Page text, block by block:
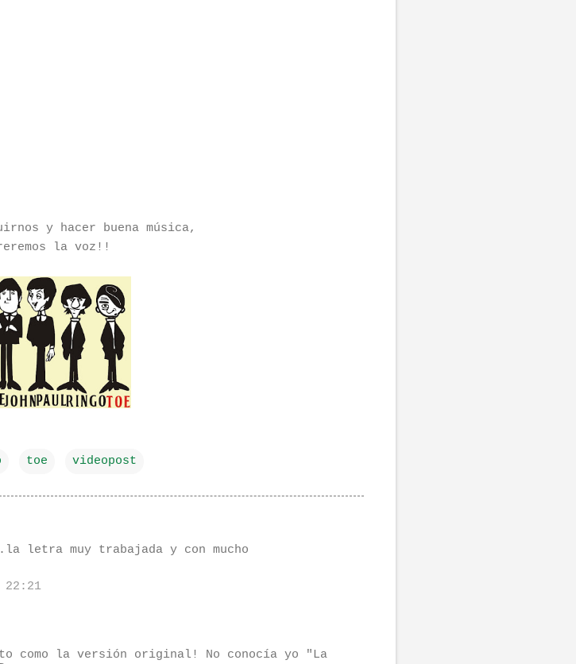
y hacer buena música,
la voz!!
toe videopost
letra muy trabajada y con mucho
22:21
como la versión original! No conocía yo "La